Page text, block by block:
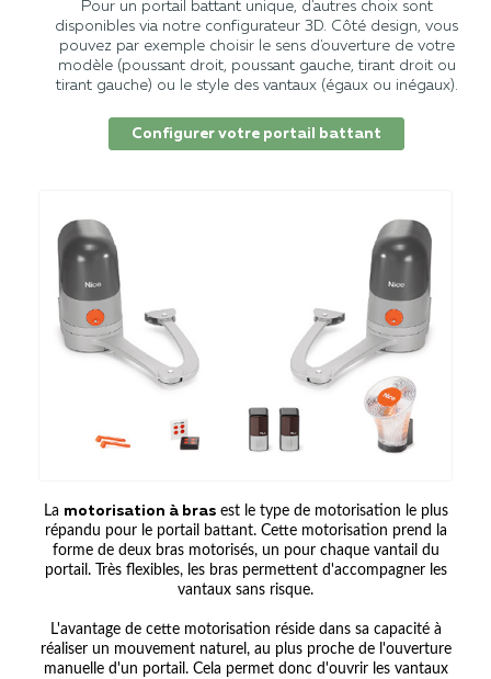
Pour un portail battant unique, d'autres choix sont
disponibles via notre configurateur 3D. Côté design, vous
pouvez par exemple choisir le sens d'ouverture de votre
modèle (poussant droit, poussant gauche, tirant droit ou
tirant gauche) ou le style des vantaux (égaux ou inégaux).
Configurer votre portail battant
La motorisation à brasest le type de motorisation le plus
répandu pour le portail battant. Cette motorisation prend la
forme de deux bras motorisés, un pour chaque vantail du
portail. Très flexibles, les bras permettent d'accompagner les
vantaux sans risque.
L'avantage de cette motorisation réside dans sa capacité à
réaliser un mouvement naturel, au plus proche de l'ouverture
manuelle d'un portail. Cela permet donc d'ouvrir les vantaux